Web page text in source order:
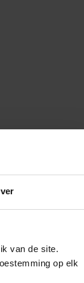
van de site.
op elk